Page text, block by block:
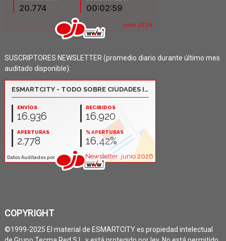
SUSCRIPTORES NEWSLETTER (promedio diario durante último mes
auditado disponible):
COPYRIGHT
©1999-2025 El material de ESMARTCITY es propiedad intelectual